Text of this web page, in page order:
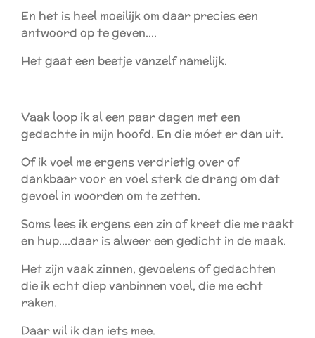
En het is heel moeilijk om daar precies een
antwoord op te geven....
Het gaat een beetje vanzelf namelijk.
Vaak loop ik al een paar dagen met een
gedachte in mijn hoofd. En die móet er dan uit.
Of ik voel me ergens verdrietig over of
dankbaar voor en voel sterk de drang om dat
gevoel in woorden om te zetten.
Soms lees ik ergens een zin of kreet die me raakt
en hup....daar is alweer een gedicht in de maak.
Het zijn vaak zinnen, gevoelens of gedachten
die ik echt diep vanbinnen voel, die me echt
raken.
Daar wil ik dan iets mee.